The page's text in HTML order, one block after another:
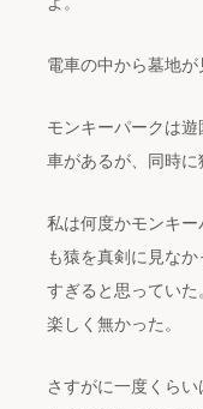
電車の中から墓地が
モンキーパークは
車があるが、同時に
私は何度かモンキ
も猿を真剣に見な
すぎると思ってい
楽しく無かった。
さすがに一度くら